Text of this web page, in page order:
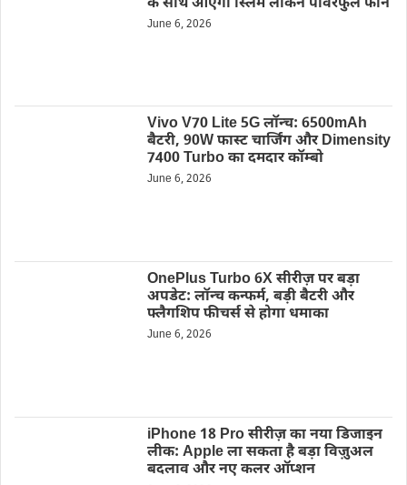
के साथ आएगा स्लिम लेकिन पावरफुल फोन
June 6, 2026
Vivo V70 Lite 5G लॉन्च: 6500mAh
बैटरी, 90W फास्ट चार्जिंग और Dimensity
7400 Turbo का दमदार कॉम्बो
June 6, 2026
OnePlus Turbo 6X सीरीज़ पर बड़ा
अपडेट: लॉन्च कन्फर्म, बड़ी बैटरी और
फ्लैगशिप फीचर्स से होगा धमाका
June 6, 2026
iPhone 18 Pro सीरीज़ का नया डिजाइन
लीक: Apple ला सकता है बड़ा विज़ुअल
बदलाव और नए कलर ऑप्शन